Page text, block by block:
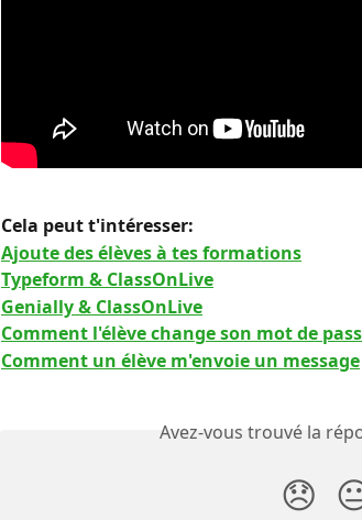
Cela peut t'intéresser:
Ajoute des élèves à tes formations
Typeform & ClassOnLive
Genially & ClassOnLive
Comment l'élève change son mot de
Comment un élève m'envoie un message
Avez-vous trouvé la
😞